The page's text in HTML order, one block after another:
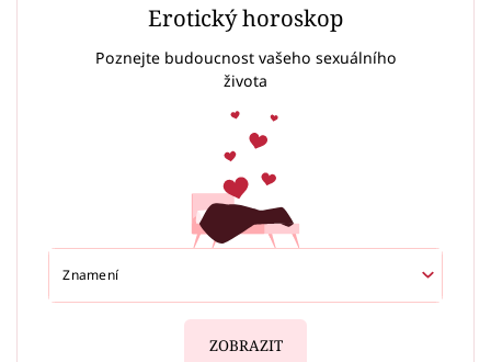
Erotický horoskop
Poznejte budoucnost vašeho sexuálního
života
ZOBRAZIT